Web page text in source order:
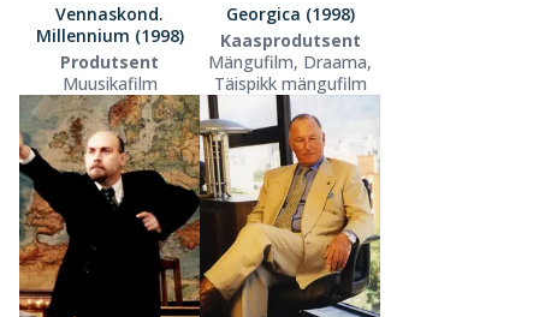
Vennaskond.
Millennium (1998)
Produtsent
Muusikafilm
Georgica (1998)
Kaasprodutsent
Mängufilm, Draama,
Täispikk mängufilm